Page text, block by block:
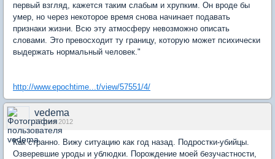
первый взгляд, кажется таким слабым и хрупким. Он вроде бы
умер, но через некоторое время снова начинает подавать
признаки жизни. Всю эту атмосферу невозможно описать
словами. Это превосходит ту границу, которую может психически
выдержать нормальный человек."
http://www.epochtime...t/view/57551/4/
vedema
17 фев 2012
Как странно. Вижу ситуацию как год назад. Подростки-убийцы.
Озверевшие уроды и ублюдки. Порождение моей безучастности,